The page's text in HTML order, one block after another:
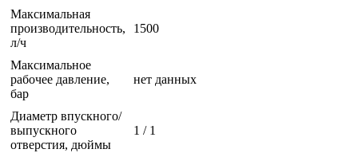
Максимальная
производительность,
л/ч
1500
Максимальное
рабочее давление,
бар
нет данных
Диаметр впускного/
выпускного
отверстия, дюймы
1 / 1